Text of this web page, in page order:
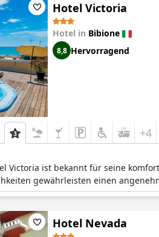
Hotel Victoria
Hotel in Bibione
8,8 Hervorragend
+4
Victoria ist bekannt für seine
gewährleisten einen
Hotel Nevada